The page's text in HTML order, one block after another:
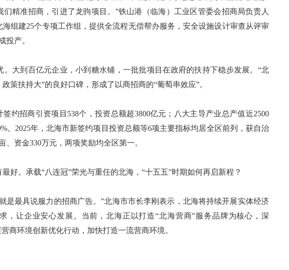
精准招商，引进了龙驹项目。”铁山港（临海）工业区管委会招商局负责人
组建25个专项工作组，提供全流程无偿帮办服务，安全设施设计审查从评审
投产。
到百亿元企业，小到糖水铺，一批批项目在政府的扶持下稳步发展。“北
策扶持大”的良好口碑，形成了以商招商的“葡萄串效应”。
招商引资项目538个，投资总额超3800亿元；八大主导产业总产值近2500
。2025年，北海市新签约项目投资总额等6项主要指标均居全区前列，获自治
、资金330万元，两项奖励均全区第一。
。承载“八连冠”荣光与重任的北海，“十五五”时期如何再启新程？
最具说服力的招商广告。”北海市市长李刚表示，北海将持续开展实体经济
，让企业安心发展。当前，北海正以打造“北海营商”服务品牌为核心，深
商环境创新优化行动，加快打造一流营商环境。